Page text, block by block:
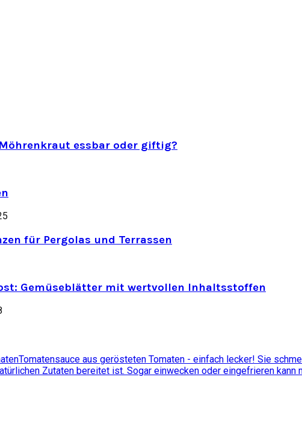
essbar oder giftig?
für Pergolas und Terrassen
Gemüseblätter mit wertvollen Inhaltsstoffen
Tomatensauce aus gerösteten Tomaten - einfach lecker! Sie
Zutaten bereitet ist. Sogar einwecken oder eingefrieren